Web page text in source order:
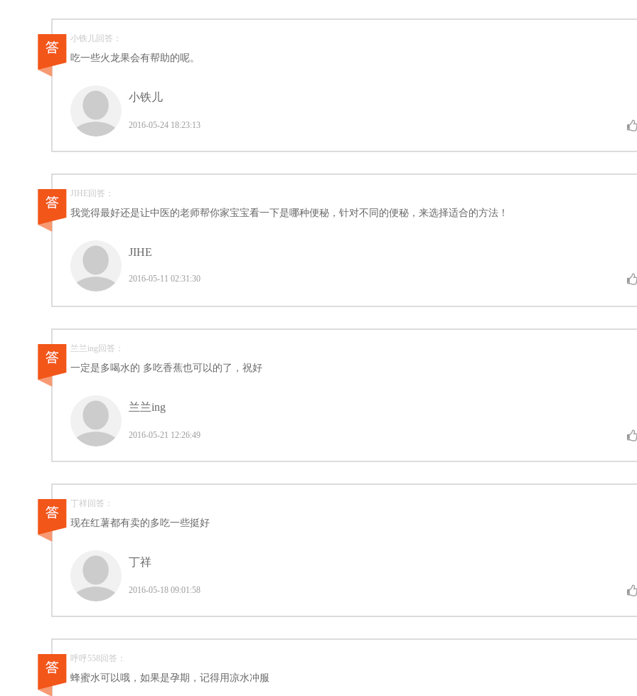
小铁儿回答：
吃一些火龙果会有帮助的呢。
小铁儿
2016-05-24 18:23:13
JIHE回答：
我觉得最好还是让中医的老师帮你家宝宝看一下是哪种便秘，针对不同的便秘，来选择适合的方法！
JIHE
2016-05-11 02:31:30
兰兰ing回答：
一定是多喝水的 多吃香蕉也可以的了，祝好
兰兰ing
2016-05-21 12:26:49
丁祥回答：
现在红薯都有卖的多吃一些挺好
丁祥
2016-05-18 09:01:58
呼呼558回答：
蜂蜜水可以哦，如果是孕期，记得用凉水冲服